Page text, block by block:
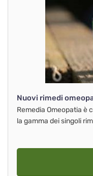
Nuovi rimedi
Remedia Omeopatia è
la gamma dei singoli